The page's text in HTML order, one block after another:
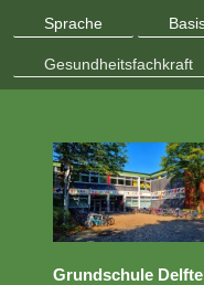
Sprache
Gesundheitsfachkraft
Grundschule